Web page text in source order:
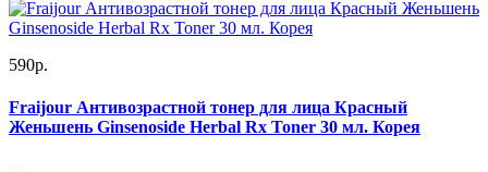
590р.
Fraijour Антивозрастной тонер для лица Красный
Женьшень Ginsenoside Herbal Rx Toner 30 мл. Корея